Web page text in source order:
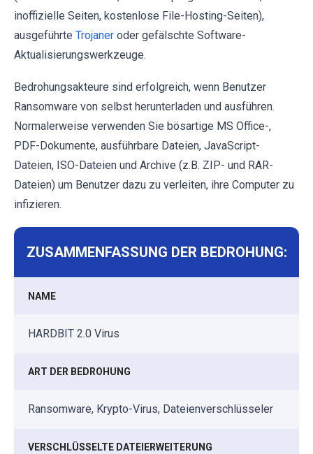
inoffizielle Seiten, kostenlose File-Hosting-Seiten),
ausgeführte Trojaner oder gefälschte Software-
Aktualisierungswerkzeuge.
Bedrohungsakteure sind erfolgreich, wenn Benutzer
Ransomware von selbst herunterladen und ausführen.
Normalerweise verwenden Sie bösartige MS Office-,
PDF-Dokumente, ausführbare Dateien, JavaScript-
Dateien, ISO-Dateien und Archive (z.B. ZIP- und RAR-
Dateien) um Benutzer dazu zu verleiten, ihre Computer zu
infizieren.
ZUSAMMENFASSUNG DER BEDROHUNG:
NAME
HARDBIT 2.0 Virus
ART DER BEDROHUNG
Ransomware, Krypto-Virus, Dateienverschlüsseler
VERSCHLÜSSELTE DATEIERWEITERUNG